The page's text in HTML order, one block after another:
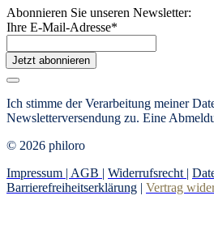
Abonnieren Sie unseren Newsletter:
Ihre E-Mail-Adresse*
Jetzt abonnieren
Ich stimme der Verarbeitung meiner
Newsletterversendung zu. Eine
© 2026 philoro
Impressum | AGB | Widerrufsrecht |
Barrierefreiheitserklärung | Vertrag